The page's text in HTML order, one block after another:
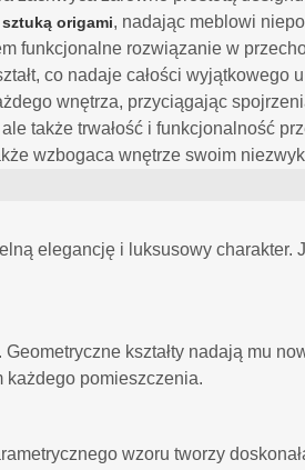
origami, nadając meblowi
funkcjonalne rozwiązanie w
co nadaje całości
wnętrza, przyciągając
także trwałość i funkcjonalność
wzbogaca wnętrze swoim
elegancję i luksusowy
kształty nadają mu
każdego pomieszczenia.
wzoru tworzy